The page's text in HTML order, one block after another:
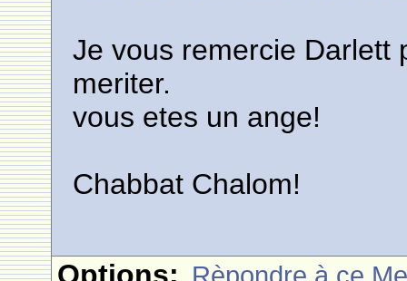
Je vous remercie Darlett
meriter.
vous etes un ange!
Chabbat Chalom!